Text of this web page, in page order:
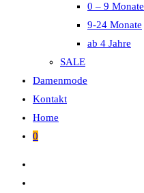
0 – 9 Monate
9-24 Monate
ab 4 Jahre
SALE
Damenmode
Kontakt
Home
0